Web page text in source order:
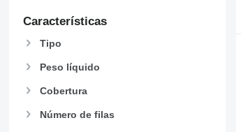
Características
Tipo
Peso líquido
Cobertura
Número de filas